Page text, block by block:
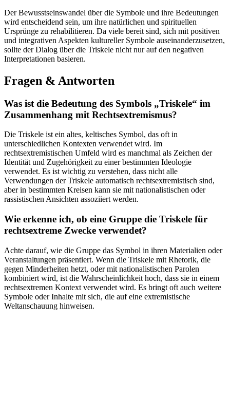
Der Bewusstseinswandel über die Symbole und ihre Bedeutungen
‌wird entscheidend‌ sein, um ihre natürlichen und spirituellen⁣
Ursprünge⁢ zu rehabilitieren. Da viele bereit sind, sich mit​ positiven ​
und ‍integrativen ‍Aspekten⁤ kultureller Symbole auseinanderzusetzen,
⁤sollte der Dialog über die⁤ Triskele nicht nur auf​ den negativen
Interpretationen basieren.
Fragen & Antworten
Was ist die Bedeutung‌ des Symbols „Triskele“ ‌im
Zusammenhang mit Rechtsextremismus?
Die Triskele ist ein altes, keltisches Symbol, das ⁢oft in⁤
unterschiedlichen‍ Kontexten verwendet wird. Im
rechtsextremistischen Umfeld wird es manchmal ⁢als Zeichen der
Identität und Zugehörigkeit zu einer bestimmten Ideologie
verwendet. Es ist wichtig zu verstehen, dass nicht⁣ alle
Verwendungen der Triskele automatisch rechtsextremistisch sind,
aber in​ bestimmten Kreisen kann sie mit nationalistischen oder
rassistischen Ansichten assoziiert⁢ werden.
Wie erkenne ich, ob​ eine Gruppe ‌die Triskele für
rechtsextreme⁤ Zwecke verwendet?
Achte darauf, wie die Gruppe‌ das Symbol in ihren Materialien oder
Veranstaltungen präsentiert. Wenn die Triskele mit Rhetorik, ⁤die
⁤gegen Minderheiten hetzt, oder‍ mit nationalistischen Parolen
kombiniert‍ wird, ist die Wahrscheinlichkeit hoch, dass sie in‍ einem
⁣rechtsextremen Kontext verwendet wird.⁢ Es bringt oft auch weitere
Symbole oder Inhalte mit sich, die ⁣auf eine extremistische
Weltanschauung hinweisen.